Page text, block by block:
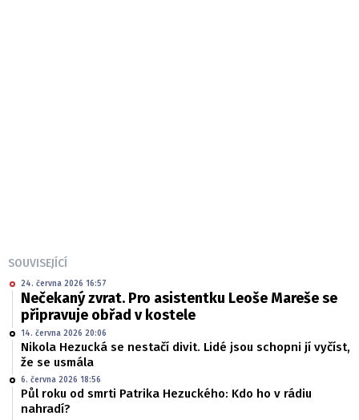
SOUVISEJÍCÍ
24. června 2026 16:57
Nečekaný zvrat. Pro asistentku Leoše Mareše se
připravuje obřad v kostele
14. června 2026 20:06
Nikola Hezucká se nestačí divit. Lidé jsou schopni jí vyčíst,
že se usmála
6. června 2026 18:56
Půl roku od smrti Patrika Hezuckého: Kdo ho v rádiu
nahradí?